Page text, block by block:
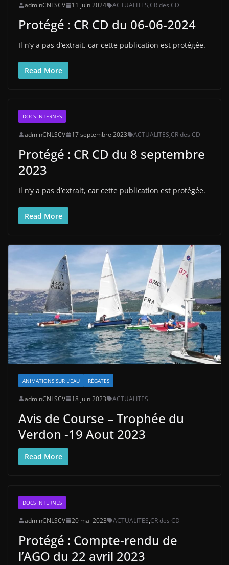
adminCNLSCV 11 juin 2024 ACTUALITES,CR des CD
Protégé : CR CD du 06-06-2024
Il n’y a pas d’extrait, car cette publication est protégée.
Read More
DOCS INTERNES
adminCNLSCV 17 septembre 2023 ACTUALITES,CR des CD
Protégé : CR CD du 8 septembre
2023
Il n’y a pas d’extrait, car cette publication est protégée.
Read More
ANIMATIONS SUR L'EAU RÉGATES
adminCNLSCV 18 juin 2023 ACTUALITES
Avis de Course – Trophée du
Verdon -19 Aout 2023
Read More
DOCS INTERNES
adminCNLSCV 20 mai 2023 ACTUALITES,CR des CD
Protégé : Compte-rendu de
l’AGO du 22 avril 2023